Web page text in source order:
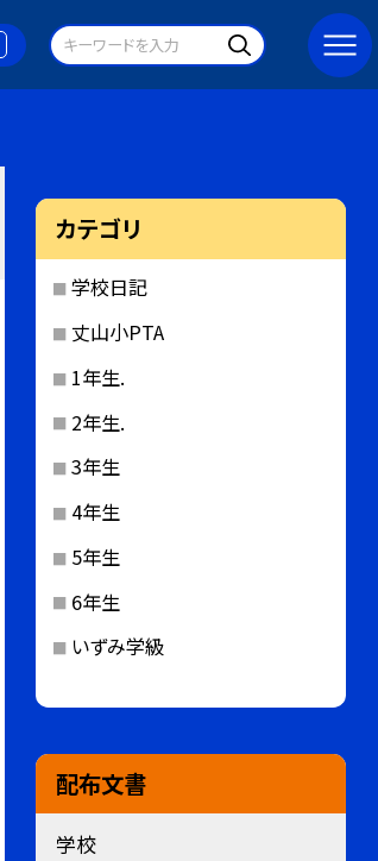
カテゴリ
学校日記
丈山小PTA
1年生.
2年生.
3年生
4年生
5年生
6年生
いずみ学級
配布文書
学校